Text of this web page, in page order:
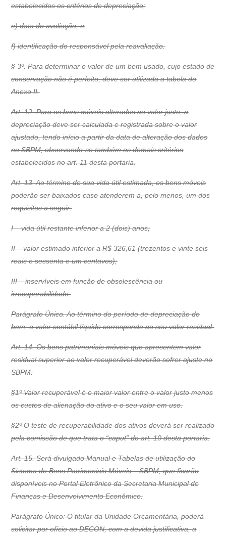
estabelecidos os critérios de depreciação;
e) data de avaliação; e
f) identificação do responsável pela reavaliação.
§ 3º. Para determinar o valor de um bem usado, cujo estado de
conservação não é perfeito, deve ser utilizada a tabela do
Anexo II.
Art. 12. Para os bens móveis alterados ao valor justo, a
depreciação deve ser calculada e registrada sobre o valor
ajustado, tendo início a partir da data de alteração dos dados
no SBPM, observando-se também os demais critérios
estabelecidos no art. 11 desta portaria.
Art. 13. Ao término de sua vida útil estimada, os bens móveis
poderão ser baixados caso atenderem a, pelo menos, um dos
requisitos a seguir:
I – vida útil restante inferior a 2 (dois) anos;
II – valor estimado inferior a R$ 326,61 (trezentos e vinte seis
reais e sessenta e um centavos);
III – inservíveis em função de obsolescência ou
irrecuperabilidade.
Parágrafo Único. Ao término do período de depreciação do
bem, o valor contábil líquido corresponde ao seu valor residual.
Art. 14. Os bens patrimoniais móveis que apresentem valor
residual superior ao valor recuperável deverão sofrer ajuste no
SBPM.
§1º Valor recuperável é o maior valor entre o valor justo menos
os custos de alienação do ativo e o seu valor em uso.
§2º O teste de recuperabilidade dos ativos deverá ser realizado
pela comissão de que trata o “caput” do art. 10 desta portaria.
Art. 15. Será divulgado Manual e Tabelas de utilização do
Sistema de Bens Patrimoniais Móveis – SBPM, que ficarão
disponíveis no Portal Eletrônico da Secretaria Municipal de
Finanças e Desenvolvimento Econômico.
Parágrafo Único: O titular da Unidade Orçamentária, poderá
solicitar por ofício ao DECON, com a devida justificativa, a